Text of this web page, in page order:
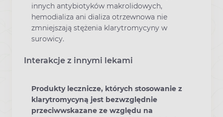
innych antybiotyków makrolidowych,
hemodializa ani dializa otrzewnowa nie
zmniejszają stężenia klarytromycyny w
surowicy.
Interakcje z innymi lekami
Produkty lecznicze, których stosowanie z
klarytromycyną jest bezwzględnie
przeciwwskazane ze względu na